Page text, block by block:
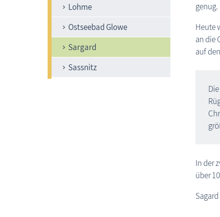
Lohme
Ostseebad Glowe
Sargard
Sassnitz
Heute
an die
auf
In der
über